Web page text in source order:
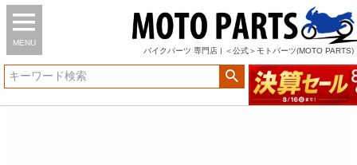
MENU
バイク パーツ 専門店 | ＜公式＞モトパーツ(MOTO PARTS)